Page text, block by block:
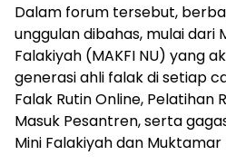
Dalam forum tersebut,
unggulan dibahas, mulai dari
Falakiyah (MAKFI NU) yang
generasi ahli falak di setiap
Falak Rutin Online, Pelatihan
Masuk Pesantren, serta
Mini Falakiyah dan Muktamar